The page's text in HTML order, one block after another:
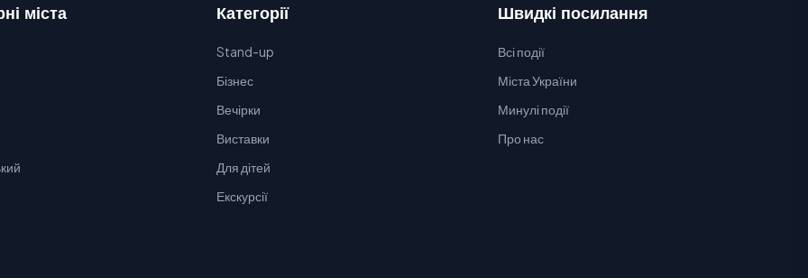
міста Категорії
Stand-up
Бізнес
Вечірки
Виставки
Для дітей
Екскурсії
Швидкі посилання
Всі події
Міста України
Минулі події
Про нас